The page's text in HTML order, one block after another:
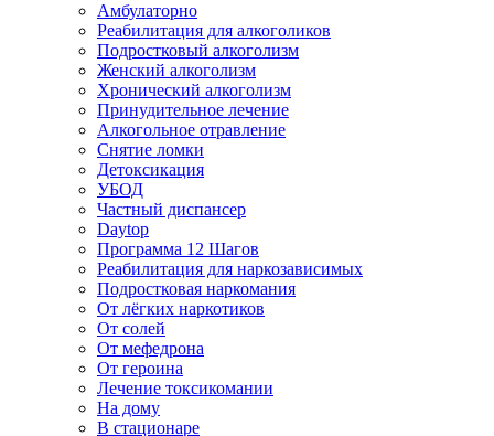
Амбулаторно
Реабилитация для алкоголиков
Подростковый алкоголизм
Женский алкоголизм
Хронический алкоголизм
Принудительное лечение
Алкогольное отравление
Снятие ломки
Детоксикация
УБОД
Частный диспансер
Daytop
Программа 12 Шагов
Реабилитация для наркозависимых
Подростковая наркомания
От лёгких наркотиков
От солей
От мефедрона
От героина
Лечение токсикомании
На дому
В стационаре